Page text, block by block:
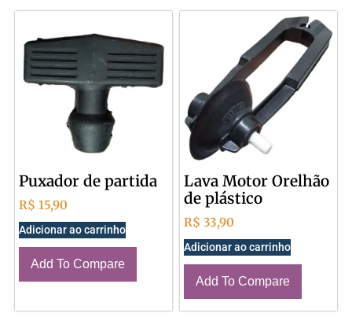
Puxador de partida
R$ 15,90
Adicionar ao carrinho
Add To Compare
Lava Motor Orelhão
de plástico
R$ 33,90
Adicionar ao carrinho
Add To Compare